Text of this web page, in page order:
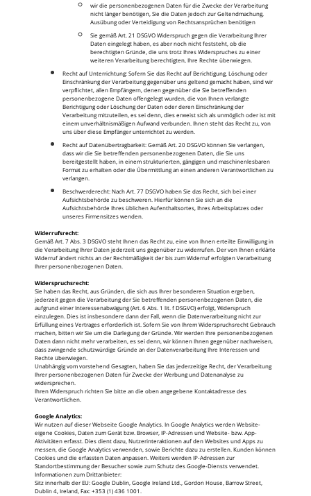
wir die personenbezogenen Daten für die Zwecke der Verarbeitung
nicht länger benötigen, Sie die Daten jedoch zur Geltendmachung,
Ausübung oder Verteidigung von Rechtsansprüchen benötigen
Sie gemäß Art. 21 DSGVO Widerspruch gegen die Verarbeitung Ihrer
Daten eingelegt haben, es aber noch nicht feststeht, ob die
berechtigten Gründe, die uns trotz Ihres Widerspruches zu einer
weiteren Verarbeitung berechtigten, Ihre Rechte überwiegen.
Recht auf Unterrichtung: Sofern Sie das Recht auf Berichtigung, Löschung oder
Einschränkung der Verarbeitung gegenüber uns geltend gemacht haben, sind wir
verpflichtet, allen Empfängern, denen gegenüber die Sie betreffenden
personenbezogene Daten offengelegt wurden, die von Ihnen verlangte
Berichtigung oder Löschung der Daten oder deren Einschränkung der
Verarbeitung mitzuteilen, es sei denn, dies erweist sich als unmöglich oder ist mit
einem unverhältnismäßigen Aufwand verbunden. Ihnen steht das Recht zu, von
uns über diese Empfänger unterrichtet zu werden.
Recht auf Datenübertragbarkeit: Gemäß Art. 20 DSGVO können Sie verlangen,
dass wir die Sie betreffenden personenbezogenen Daten, die Sie uns
bereitgestellt haben, in einem strukturierten, gängigen und maschinenlesbaren
Format zu erhalten oder die Übermittlung an einen anderen Verantwortlichen zu
verlangen.
Beschwerderecht: Nach Art. 77 DSGVO haben Sie das Recht, sich bei einer
Aufsichtsbehörde zu beschweren. Hierfür können Sie sich an die
Aufsichtsbehörde Ihres üblichen Aufenthaltsortes, Ihres Arbeitsplatzes oder
unseres Firmensitzes wenden.
Widerrufsrecht:
Gemäß Art. 7 Abs. 3 DSGVO steht Ihnen das Recht zu, eine von Ihnen erteilte Einwilligung in
die Verarbeitung Ihrer Daten jederzeit uns gegenüber zu widerrufen. Der von Ihnen erklärte
Widerruf ändert nichts an der Rechtmäßigkeit der bis zum Widerruf erfolgten Verarbeitung
Ihrer personenbezogenen Daten.
Widerspruchsrecht:
Sie haben das Recht, aus Gründen, die sich aus Ihrer besonderen Situation ergeben,
jederzeit gegen die Verarbeitung der Sie betreffenden personenbezogenen Daten, die
aufgrund einer Interessenabwägung (Art. 6 Abs. 1 lit. f DSGVO) erfolgt, Widerspruch
einzulegen. Dies ist insbesondere dann der Fall, wenn die Datenverarbeitung nicht zur
Erfüllung eines Vertrages erforderlich ist. Sofern Sie von Ihrem Widerspruchsrecht Gebrauch
machen, bitten wir Sie um die Darlegung der Gründe. Wir werden Ihre personenbezogenen
Daten dann nicht mehr verarbeiten, es sei denn, wir können Ihnen gegenüber nachweisen,
dass zwingende schutzwürdige Gründe an der Datenverarbeitung Ihre Interessen und
Rechte überwiegen.
Unabhängig vom vorstehend Gesagten, haben Sie das jederzeitige Recht, der Verarbeitung
Ihrer personenbezogenen Daten für Zwecke der Werbung und Datenanalyse zu
widersprechen.
Ihren Widerspruch richten Sie bitte an die oben angegebene Kontaktadresse des
Verantwortlichen.
Google Analytics:
Wir nutzen auf dieser Webseite Google Analytics. In Google Analytics werden Website-
eigene Cookies, Daten zum Gerät bzw. Browser, IP-Adressen und Website- bzw. App-
Aktivitäten erfasst. Dies dient dazu, Nutzerinteraktionen auf den Websites und Apps zu
messen, die Google Analytics verwenden, sowie Berichte dazu zu erstellen. Kunden können
Cookies und die erfassten Daten anpassen. Weiters werden IP-Adressen zur
Standortbestimmung der Besucher sowie zum Schutz des Google-Diensts verwendet.
Informationen zum Drittanbieter:
Sitz innerhalb der EU: Google Dublin, Google Ireland Ltd., Gordon House, Barrow Street,
Dublin 4, Ireland, Fax: +353 (1) 436 1001.